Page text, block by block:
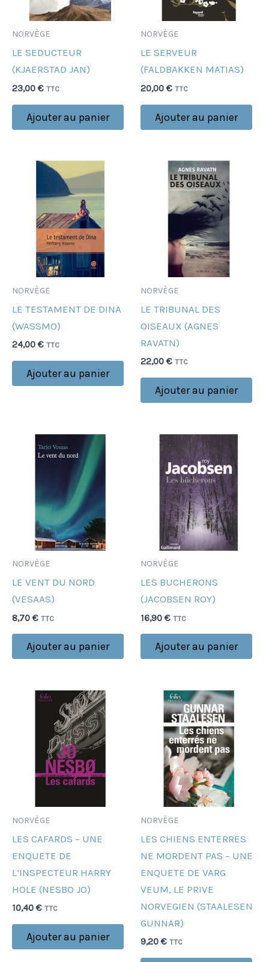
NORVÈGE
LE SEDUCTEUR
(KJAERSTAD JAN)
23,00 € TTC
Ajouter au panier
NORVÈGE
LE SERVEUR
(FALDBAKKEN MATIAS)
20,00 € TTC
Ajouter au panier
NORVÈGE
LE TESTAMENT DE DINA
(WASSMO)
24,00 € TTC
Ajouter au panier
NORVÈGE
LE TRIBUNAL DES
OISEAUX (AGNES
RAVATN)
22,00 € TTC
Ajouter au panier
NORVÈGE
LE VENT DU NORD
(VESAAS)
8,70 € TTC
Ajouter au panier
NORVÈGE
LES BUCHERONS
(JACOBSEN ROY)
16,90 € TTC
Ajouter au panier
NORVÈGE
LES CAFARDS – UNE
ENQUETE DE
L’INSPECTEUR HARRY
HOLE (NESBO JO)
10,40 € TTC
Ajouter au panier
NORVÈGE
LES CHIENS ENTERRES
NE MORDENT PAS – UNE
ENQUETE DE VARG
VEUM, LE PRIVE
NORVEGIEN (STAALESEN
GUNNAR)
9,20 € TTC